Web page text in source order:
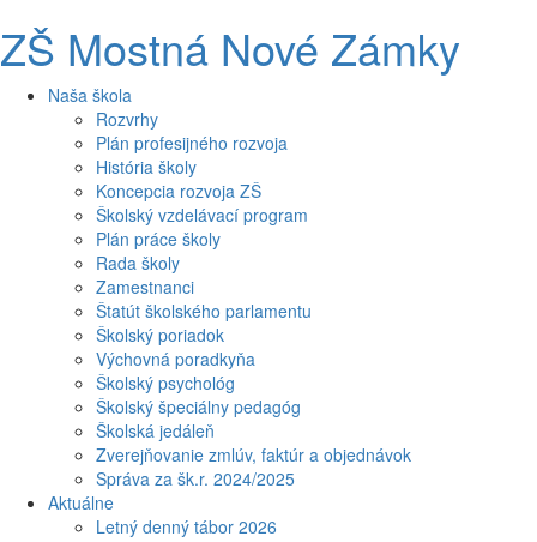
ZŠ Mostná Nové Zámky
Naša škola
Rozvrhy
Plán profesijného rozvoja
História školy
Koncepcia rozvoja ZŠ
Školský vzdelávací program
Plán práce školy
Rada školy
Zamestnanci
Štatút školského parlamentu
Školský poriadok
Výchovná poradkyňa
Školský psychológ
Školský špeciálny pedagóg
Školská jedáleň
Zverejňovanie zmlúv, faktúr a objednávok
Správa za šk.r. 2024/2025
Aktuálne
Letný denný tábor 2026